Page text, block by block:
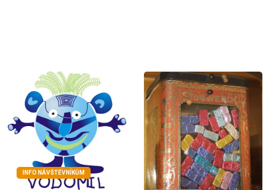
INFO NÁVŠTĚVNÍKŮM